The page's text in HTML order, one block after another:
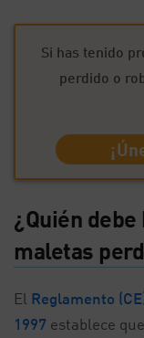
Si has tenido
perdido o
¿Quién
maletas
El Reglamento
1997 establece